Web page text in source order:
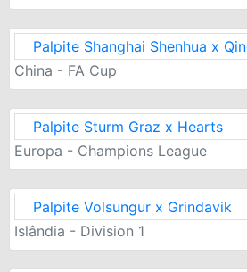
Palpite Shanghai Shenhua x
China - FA Cup
Palpite Sturm Graz x Hearts
Europa - Champions League
Palpite Volsungur x Grindavik
Islândia - Division 1